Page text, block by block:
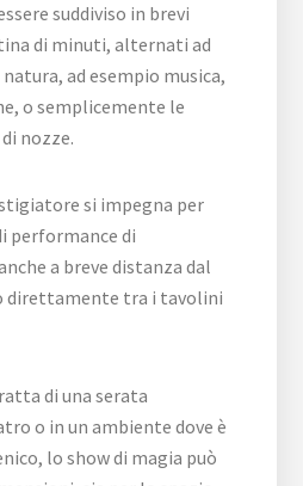
suddiviso in brevi
di minuti, alternati ad
ad esempio musica,
o semplicemente le
nozze.
si impegna per
performance di
a breve distanza dal
direttamente tra i tavolini
di una serata
o in un ambiente dove è
lo show di magia può